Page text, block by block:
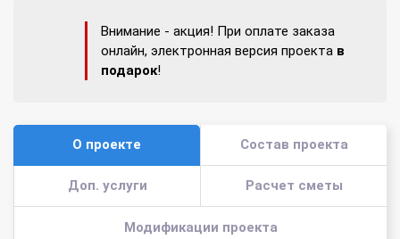
Внимание - акция! При оплате заказа
онлайн, электронная версия проекта в
подарок!
О проекте Состав проекта
Доп. услуги Расчет сметы
Модификации проекта